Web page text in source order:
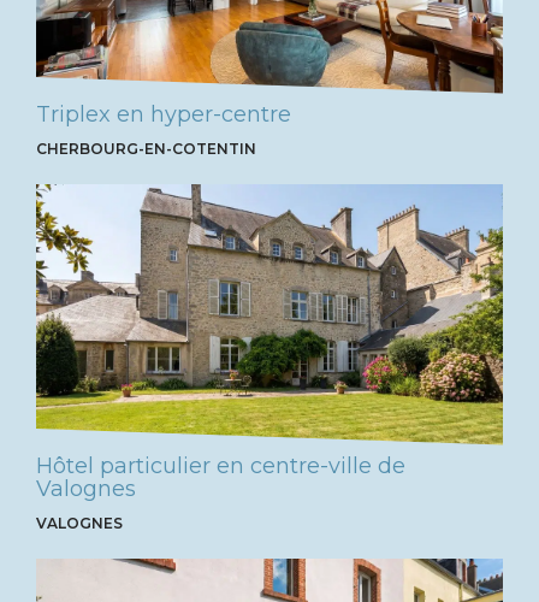
Triplex en hyper-centre
CHERBOURG-EN-COTENTIN
Hôtel particulier en centre-ville de
Valognes
VALOGNES